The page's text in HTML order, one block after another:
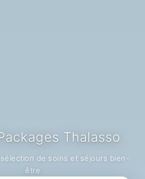
Thalasso
de soins et séjours bien-
être